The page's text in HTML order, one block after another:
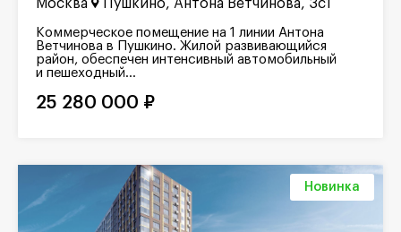
Москва Пушкино, Антона Ветчинова, 3с1
Коммерческое помещение на 1 линии Антона
Ветчинова в Пушкино. Жилой развивающийся
район, обеспечен интенсивный автомобильный
и пешеходный...
25 280 000 ₽
Новинка